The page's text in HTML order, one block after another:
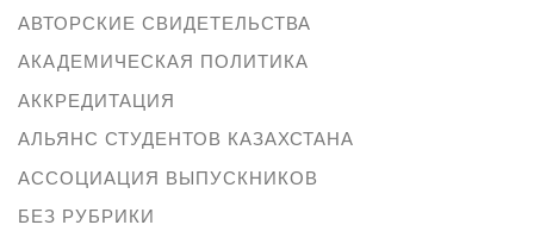
АВТОРСКИЕ СВИДЕТЕЛЬСТВА
АКАДЕМИЧЕСКАЯ ПОЛИТИКА
АККРЕДИТАЦИЯ
АЛЬЯНС СТУДЕНТОВ КАЗАХСТАНА
АССОЦИАЦИЯ ВЫПУСКНИКОВ
БЕЗ РУБРИКИ